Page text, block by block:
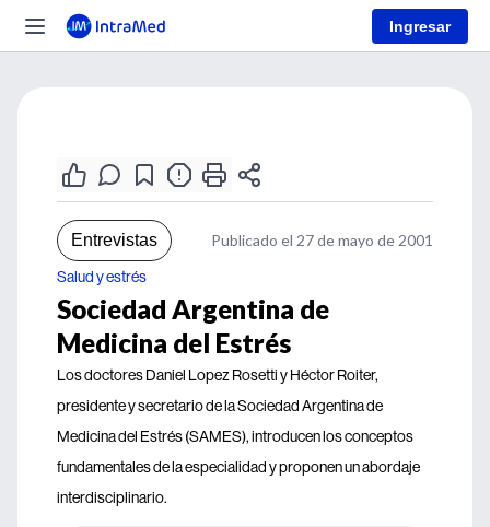
Ingresar
Entrevistas Publicado el 27 de mayo de 2001
Salud y estrés
Sociedad Argentina de
Medicina del Estrés
Los doctores Daniel Lopez Rosetti y Héctor Roiter,
presidente y secretario de la Sociedad Argentina de
Medicina del Estrés (SAMES), introducen los conceptos
fundamentales de la especialidad y proponen un abordaje
interdisciplinario.